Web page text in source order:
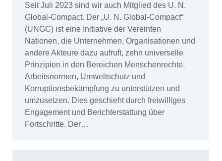
Seit Juli 2023 sind wir auch Mitglied des U. N.
Global-Compact. Der „U. N. Global-Compact“
(UNGC) ist eine Initiative der Vereinten
Nationen, die Unternehmen, Organisationen und
andere Akteure dazu aufruft, zehn universelle
Prinzipien in den Bereichen Menschenrechte,
Arbeitsnormen, Umweltschutz und
Korruptionsbekämpfung zu unterstützen und
umzusetzen. Dies geschieht durch freiwilliges
Engagement und Berichterstattung über
Fortschritte. Der…